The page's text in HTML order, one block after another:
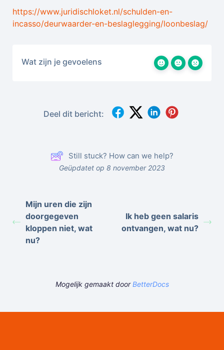
https://www.juridischloket.nl/schulden-en-
incasso/deurwaarder-en-beslaglegging/loonbeslag/
Wat zijn je gevoelens
Deel dit bericht:
Still stuck? How can we help?
Geüpdatet op 8 november 2023
Mijn uren die zijn
doorgegeven
kloppen niet, wat
nu?
Ik heb geen salaris
ontvangen, wat nu?
Mogelijk gemaakt doorBetterDocs